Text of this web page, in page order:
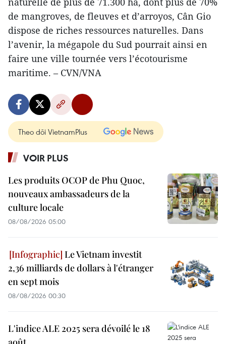
de mangroves, de fleuves et d’arroyos, Cân Gio
dispose de riches ressources naturelles. Dans
l’avenir, la mégapole du Sud pourrait ainsi en
faire une ville tournée vers l’écotourisme
maritime. – CVN/VNA
Theo dõi VietnamPlus
VOIR PLUS
Les produits OCOP de Phu Quoc,
nouveaux ambassadeurs de la
culture locale
08/08/2026 05:00
Le Vietnam investit
2,36 milliards de dollars à l'étranger
en sept mois
08/08/2026 00:30
L'indice ALE 2025 sera dévoilé le 18